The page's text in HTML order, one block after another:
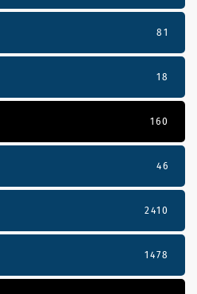
81
18
160
46
2410
1478